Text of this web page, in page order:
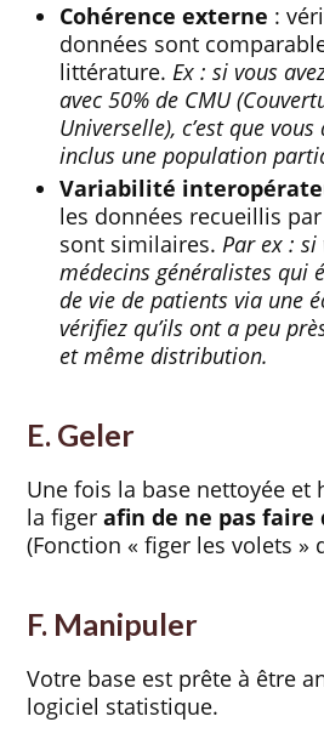
Cohérence externe :
données sont
littérature.Ex : si vous
avec 50% de CMU
Universelle), c’est que
inclus une population
Variabilité
les données recueillis
sont similaires. Par ex :
médecins généralistes qui
de vie de patients via une
vérifiez qu’ils ont a peu
et même distribution.
E. Geler
Une fois la base nettoyée et
la figerafin de ne pas
(Fonction « figer les volets »
F. Manipuler
Votre base est prête à être
logiciel statistique.